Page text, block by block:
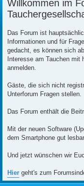
Willkommen im
Das Forum ist
Informationen und für
gedacht, es können sich
Interesse am Tauchen
anmelden.
Gäste, die sich nicht
Unterforum Fragen stellen.
Das Forum enthält die
Mit der neuen Software
dem Smartphone gut
Und jetzt wünschen wir
Hier geht's zum